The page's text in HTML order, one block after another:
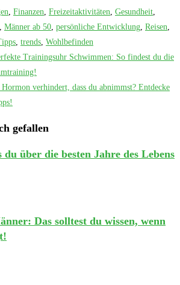
Finanzen Freizeitaktivitäten Gesundheit
Männer ab 50 persönliche Entwicklung Reisen
trends Wohlbefinden
Trainingsuhr Schwimmen: So findest du die
Hormon verhindert, dass du abnimmst? Entdecke
gefallen
über die besten Jahre des Lebens
Das solltest du wissen, wenn